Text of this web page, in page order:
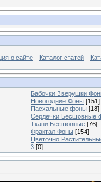
о сайте Каталог статей
Бабочки Зверушки
Новогодние Фоны [151]
Пасхальные фоны [18]
Сердечки Бесшовные
Ткани Бесшовные [76]
Фрактал Фоны [154]
Цветочно
3 [0]